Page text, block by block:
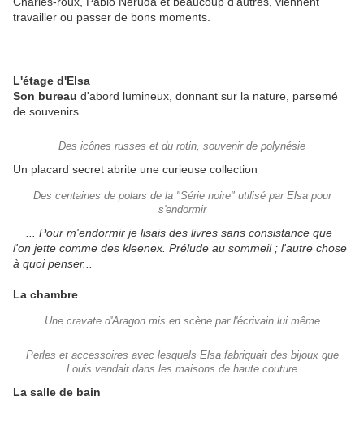
travailler ou passer de bons moments.
L'étage d'Elsa
Son bureau d'abord lumineux, donnant sur la nature, parsemé
de souvenirs...
Des icônes russes et du rotin, souvenir de polynésie
Un placard secret abrite une curieuse collection
Des centaines de polars de la "Série noire" utilisé par Elsa pour
s'endormir
... Pour m'endormir je lisais des livres sans consistance que
l'on jette comme des kleenex. Prélude au sommeil ; l'autre chose
à quoi penser...
La chambre
Une cravate d'Aragon mis en scène par l'écrivain lui même
Perles et accessoires avec lesquels Elsa fabriquait des bijoux que
Louis vendait dans les maisons de haute couture
La salle de bain